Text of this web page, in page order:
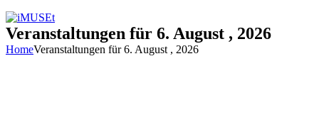
Veranstaltungen für 6. August , 2026
HomeVeranstaltungen für 6. August , 2026